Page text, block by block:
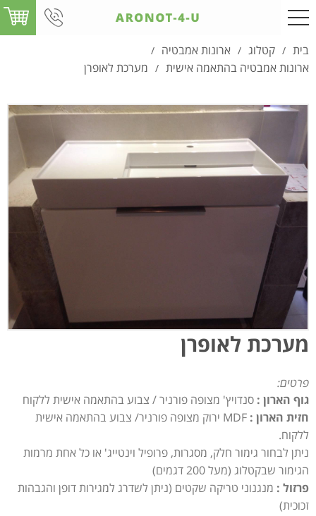
בית / קטלוג / ארונות אמבטיה /
ארונות אמבטיה בהתאמה אישית / מערכת לאופרן
מערכת לאופרן
פרטים:
גוף הארון : סנדויץ' מצופה פורניר / צבוע בהתאמה אישית ללקוח
חזית הארון :
MDF ירוק מצופה פורניר/ צבוע בהתאמה אישית
ללקוח.
ניתן לבחור גימור חלק, מסגרות, פרופיל וינטייג' או כל אחת מרמות
הגימור שבקטלוג (מעל 200 דגמים)
פרזול : מנגנוני טריקה שקטים (ניתן לשדרג למגירות דופן והגבהות
זכוכית)